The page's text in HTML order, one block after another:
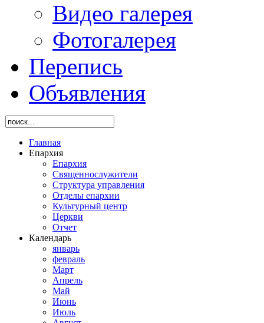
Видео галерея
Фотогалерея
Перепись
Объявления
Главная
Епархия
Епархия
Священнослужители
Структура управления
Отделы епархии
Культурный центр
Церкви
Отчет
Календарь
январь
февраль
Март
Апрель
Май
Июнь
Июль